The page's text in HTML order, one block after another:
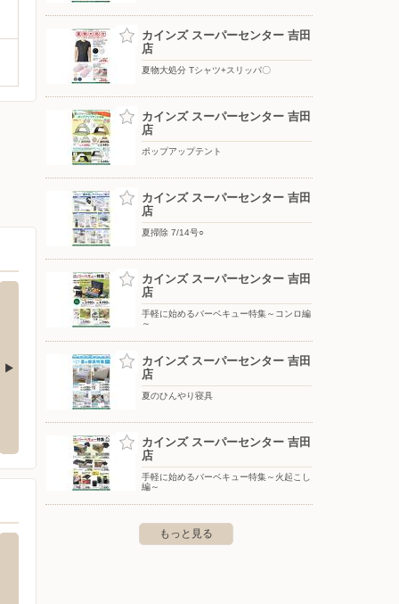
細江3881-4
カインズ スーパーセンター 吉田
店
夏物大処分 Tシャツ+スリッパ〇
カインズ スーパーセンター 吉田
店
ポップアップテント
カインズ スーパーセンター 吉田
店
夏掃除 7/14号○
カインズ スーパーセンター 吉田
店
手軽に始めるバーベキュー特集～コンロ編
～
カインズ スーパーセンター 吉田
店
夏のひんやり寝具
カインズ スーパーセンター 吉田
店
手軽に始めるバーベキュー特集～火起こし
編～
もっと見る